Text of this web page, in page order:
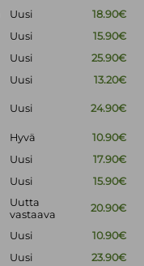
Uusi
18.90€
Uusi
15.90€
Uusi
25.90€
Uusi
13.20€
Uusi 24.90€
Hyvä
10.90€
Uusi
17.90€
Uusi 15.90€
Uutta
vastaava
20.90€
Uusi
10.90€
Uusi 23.90€